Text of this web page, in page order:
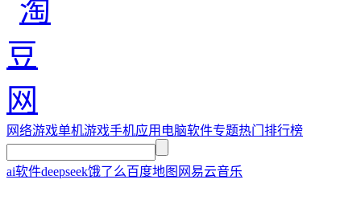
网络游戏单机游戏手机应用 电脑软件专题热门排行榜
ai软件deepseek饿了么百度地图 网易云音乐